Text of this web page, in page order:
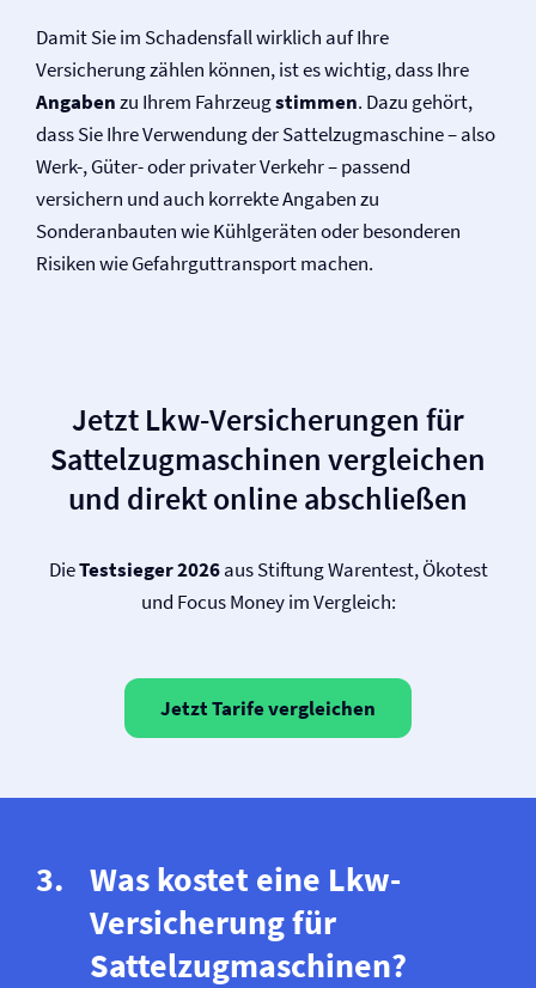
Damit Sie im Schadensfall wirklich auf Ihre
Versicherung zählen können, ist es wichtig, dass Ihre
Angabenzu Ihrem Fahrzeugstimmen. Dazu gehört,
dass Sie Ihre Verwendung der Sattelzugmaschine – also
Werk-, Güter- oder privater Verkehr – passend
versichern und auch korrekte Angaben zu
Sonderanbauten wie Kühlgeräten oder besonderen
Risiken wie Gefahrguttransport machen.
Jetzt Lkw-Versicherungen für
Sattelzugmaschinen vergleichen
und direkt online abschließen
DieTestsieger 2026aus Stiftung Warentest, Ökotest
und Focus Money im Vergleich:
Jetzt Tarife vergleichen
Was kostet eine Lkw-
Versicherung für
Sattelzugmaschinen?